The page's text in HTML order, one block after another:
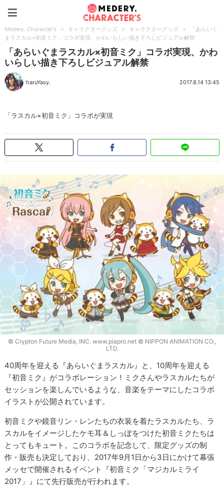
Medery. Character's > キャラクターグッズ > キャラクターグッズ >
「あらいぐ
まラスカル×初音ミク」コラボ実現、かわいらしい描き下ろしビジュアル解禁
「あらいぐまラスカル×初音ミク」コラボ実現、かわ
いらしい描き下ろしビジュアル解禁
haruYasy. 2017.8.14 13:45
「ラスカル×初音ミク」コラボが実現
© Crypton Future Media, INC. www.piapro.net © NIPPON ANIMATION CO.,
LTD.
40周年を迎える『あらいぐまラスカル』と、10周年を迎える
『初音ミク』がコラボレーション！ミクさんやラスカルたちが
セッションを楽しんでいるような、音楽をテーマにしたコラボ
イラストが公開されています。
初音ミクや鏡音リン・レンたちの衣装を着たラスカルたち、ラ
スカルをイメージしたケモ耳＆しっぽをつけた初音ミクたちは
とってもキュート。このコラボを記念して、限定グッズの制
作・販売も決定しており、2017年9月1日から3日にかけて幕張
メッセで開催されるイベント『初音ミク「マジカルミライ
2017」』にて先行販売が行われます。